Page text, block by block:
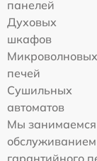
панелей
Духовых
шкафов
Микроволновых
печей
Сушильных
автоматов
Мы занимаемся
обслуживанием
гарантийного